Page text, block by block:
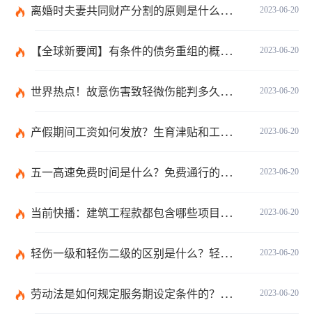
2023-06-20
离婚时夫妻共同财产分割的原则是什么？离婚的共同财产怎么分割？
2023-06-20
【全球新要闻】有条件的债务重组的概念是什么？债务重新安排如何进行？
2023-06-20
世界热点！故意伤害致轻微伤能判多久时间？轻微伤鉴定标准是什么？
2023-06-20
产假期间工资如何发放？生育津贴和工资冲突吗？
2023-06-20
五一高速免费时间是什么？免费通行的时间范围是什么？|当前速递
2023-06-20
当前快播：建筑工程款都包含哪些项目？建筑施工纠纷管辖法院如何确定？
2023-06-20
轻伤一级和轻伤二级的区别是什么？轻伤一级的内容都包括哪些？
2023-06-20
劳动法是如何规定服务期设定条件的？劳动法调整的劳动关系包含哪些呢？